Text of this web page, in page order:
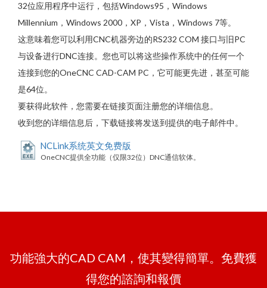
32位应用程序中运行，包括Windows95，Windows
Millennium，W​​​​indows 2000，XP，Vista，Windows 7等。
这意味着您可以利用CNC机器旁边的RS232 COM 接口与旧PC
与设备进行DNC连接。您也可以将这些操作系统中的任何一个
连接到您的OneCNC CAD-CAM PC，它可能更先进，甚至可能
是64位。
要获得此软件，您需要在链接页面注册您的详细信息。
收到您的详细信息后，下载链接将发送到提供的电子邮件中。
NCLink系统英文免费版
OneCNC提供全功能（仅限32位）DNC通信软体。
功能強大的CAD CAM，使其變得簡單。免費獲
得您的諮詢和報價